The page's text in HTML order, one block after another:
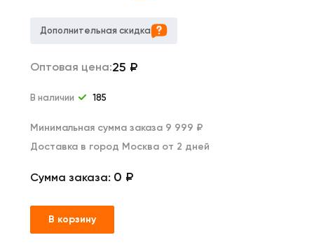
Дополнительная скидка
Оптовая цена:25 ₽
В наличии 185
Минимальная сумма заказа 9 999 ₽
Доставка в город Москва от 2 дней
Сумма заказа: 0 ₽
В корзину